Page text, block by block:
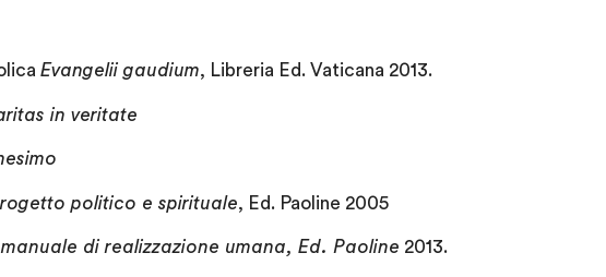
Evangelii gaudium, Libreria Ed. Vaticana 2013.
in veritate
politico e spirituale, Ed. Paoline 2005
di realizzazione umana, Ed. Paoline 2013.